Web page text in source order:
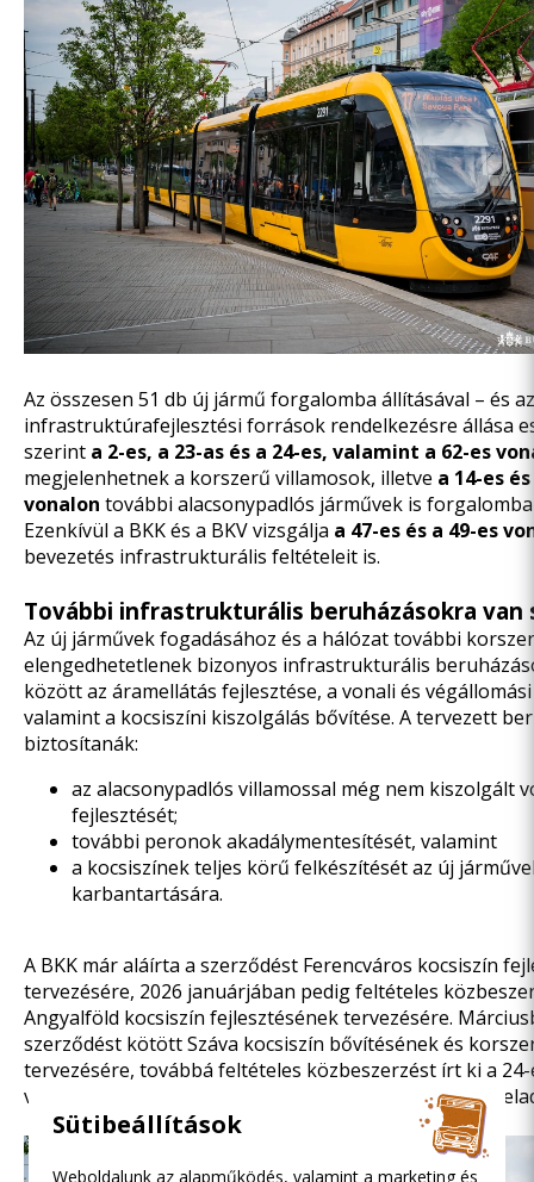
Az összesen 51 db új jármű forgalomba állításával – és
infrastruktúrafejlesztési források rendelkezésre állása
szerint a 2-es, a 23-as és a 24-es, valamint a 62-es
megjelenhetnek a korszerű villamosok, illetve a 14-es
vonalon további alacsonypadlós járművek is
Ezenkívül a BKK és a BKV vizsgálja a 47-es és a 49-es
bevezetés infrastrukturális feltételeit is.
További infrastrukturális beruházásokra van
Az új járművek fogadásához és a hálózat további
elengedhetetlenek bizonyos infrastrukturális
között az áramellátás fejlesztése, a vonali és
valamint a kocsiszíni kiszolgálás bővítése. A tervezett
biztosítanák:
az alacsonypadlós villamossal még nem kiszolgált
fejlesztését;
további peronok akadálymentesítését, valamint
a kocsiszínek teljes körű felkészítését az új
karbantartására.
A BKK már aláírta a szerződést Ferencváros kocsiszín
tervezésére, 2026 januárjában pedig feltételes
Angyalföld kocsiszín fejlesztésének tervezésére.
szerződést kötöttSzáva kocsiszín bővítésének és
tervezésére, továbbá feltételes közbeszerzést írt ki a
végállomásainak
fejlesztéséhez szükséges tervezési
Sütibeállítások
Weboldalunk az alapműködés, valamint a marketing és